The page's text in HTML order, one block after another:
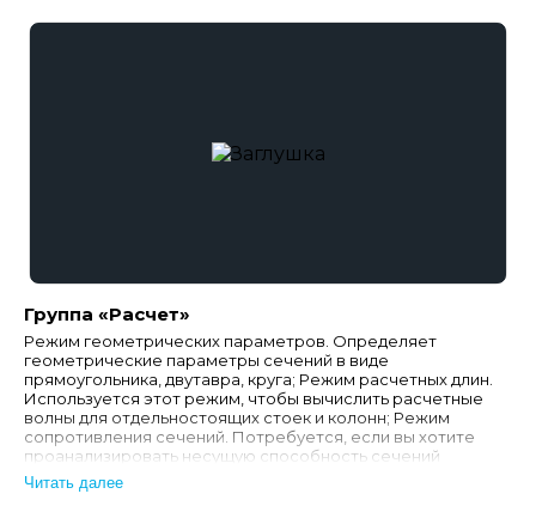
Группа «Расчет»
Режим геометрических параметров. Определяет
геометрические параметры сечений в виде
прямоугольника, двутавра, круга; Режим расчетных длин.
Используется этот режим, чтобы вычислить расчетные
волны для отдельностоящих стоек и колонн; Режим
сопротивления сечений. Потребуется, если вы хотите
проанализировать несущую способность сечений
конструкций из дерева любого типа; Режим
сопротивления соедин…
Читать далее